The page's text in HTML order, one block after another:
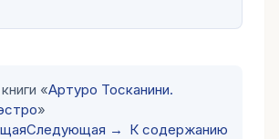
«Артуро Тосканини.
»
Следующая → К содержанию